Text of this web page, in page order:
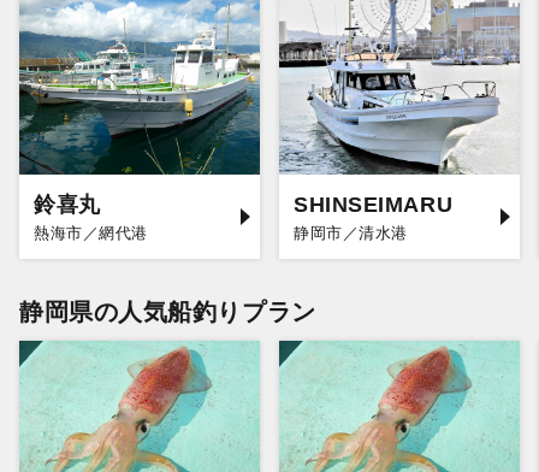
鈴喜丸
熱海市／網代港
SHINSEIMARU
静岡市／清水港
静岡県の人気船釣りプラン